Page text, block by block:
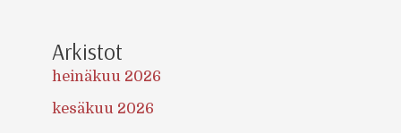
Arkistot
heinäkuu 2026
kesäkuu 2026